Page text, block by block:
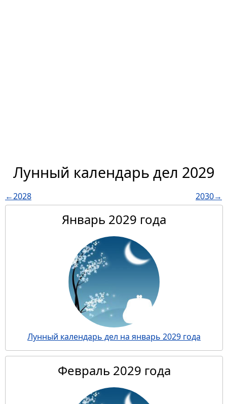
Лунный календарь дел 2029
←2028 2030→
Январь 2029 года
Лунный календарь дел на январь 2029 года
Февраль 2029 года